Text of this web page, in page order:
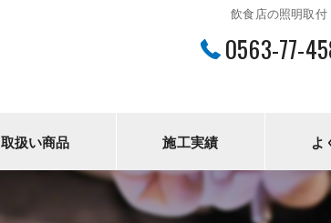
飲食店の照明取付
0563-77-
取扱い商品 施工実績 よ